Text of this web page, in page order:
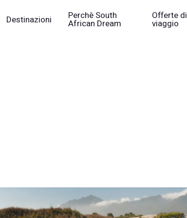
Destinazioni Perchè South
African Dream
Offerte di
viaggio